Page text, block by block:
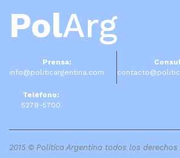
PolArg
Prensa:
info@politicargentina.com
Teléfono:
5279-5700
2015 © Política Argentina todos los derechos